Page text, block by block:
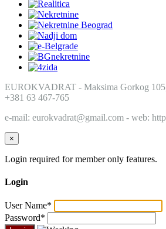
EUROKVADRAT - Maksima Gorkog
+381 63 467-765
e-mail: eurokvadrat@gmail.com - web:
×
Login required for member only features.
Login
User Name*
Password*